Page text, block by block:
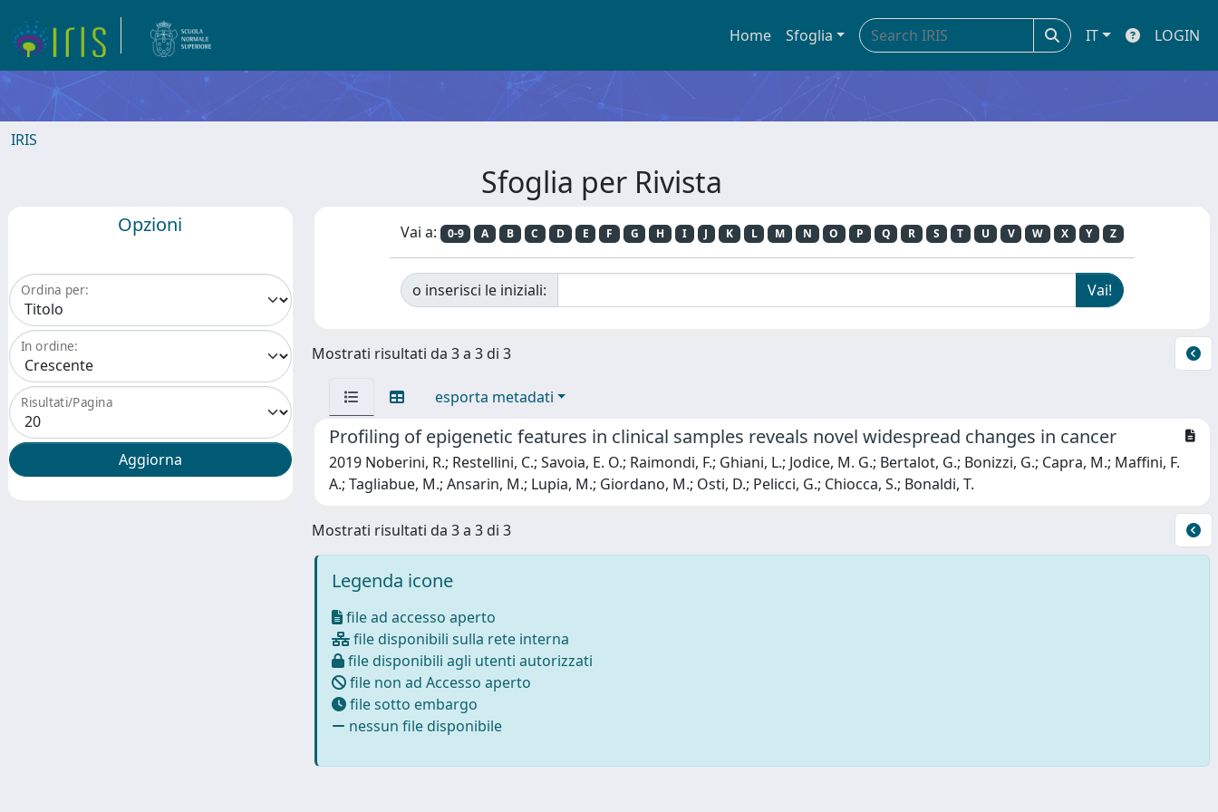
Home Sfoglia IT LOGIN
IRIS
Sfoglia per Rivista
Opzioni
Ordina per:
In ordine:
Risultati/Pagina
Vai a: 0-9 A B C D E F G H I J K L M N O P Q R S T U V W X Y Z
o inserisci le iniziali:
Mostrati risultati da 3 a 3 di 3
esporta metadati
Profiling of epigenetic features in clinical samples reveals novel widespread changes in cancer
2019 Noberini, R.; Restellini, C.; Savoia, E. O.; Raimondi, F.; Ghiani, L.; Jodice, M. G.; Bertalot, G.; Bonizzi, G.; Capra, M.; Maffini, F.
A.; Tagliabue, M.; Ansarin, M.; Lupia, M.; Giordano, M.; Osti, D.; Pelicci, G.; Chiocca, S.; Bonaldi, T.
Mostrati risultati da 3 a 3 di 3
Legenda icone
file ad accesso aperto
file disponibili sulla rete interna
file disponibili agli utenti autorizzati
file non ad Accesso aperto
file sotto embargo
nessun file disponibile